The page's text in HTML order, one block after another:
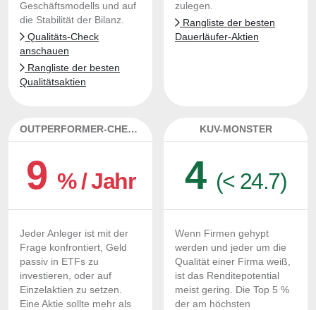
Geschäftsmodells und auf
die Stabilität der Bilanz.
Qualitäts-Check
anschauen
Rangliste der besten
Qualitätsaktien
zulegen.
Rangliste der besten
Dauerläufer-Aktien
OUTPERFORMER-CHECK
9 % / Jahr
Jeder Anleger ist mit der
Frage konfrontiert, Geld
passiv in ETFs zu
investieren, oder auf
Einzelaktien zu setzen.
Eine Aktie sollte mehr als
KUV-MONSTER
4 (< 24.7)
Wenn Firmen gehypt
werden und jeder um die
Qualität einer Firma weiß,
ist das Renditepotential
meist gering. Die Top 5 %
der am höchsten